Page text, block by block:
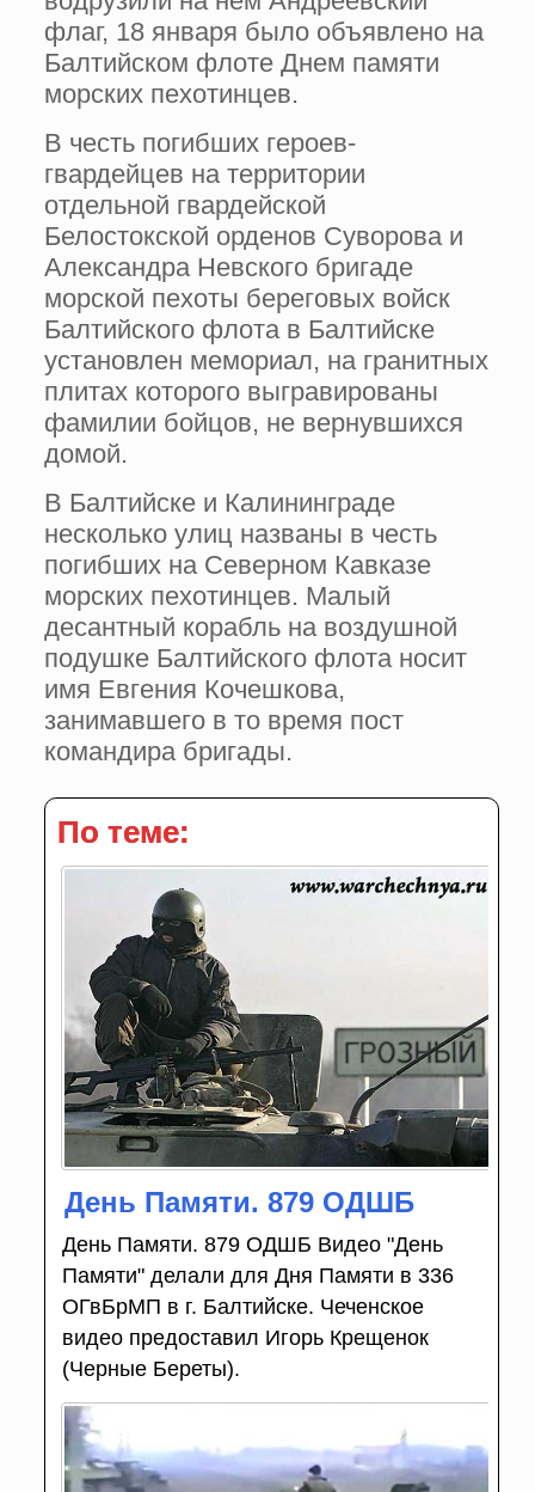
флаг, 18 января было объявлено на
Балтийском флоте Днем памяти
морских пехотинцев.
В честь погибших героев-
гвардейцев на территории
отдельной гвардейской
Белостокской орденов Суворова и
Александра Невского бригаде
морской пехоты береговых войск
Балтийского флота в Балтийске
установлен мемориал, на гранитных
плитах которого выгравированы
фамилии бойцов, не вернувшихся
домой.
В Балтийске и Калининграде
несколько улиц названы в честь
погибших на Северном Кавказе
морских пехотинцев. Малый
десантный корабль на воздушной
подушке Балтийского флота носит
имя Евгения Кочешкова,
занимавшего в то время пост
командира бригады.
По теме:
День Памяти. 879 ОДШБ
День Памяти. 879 ОДШБ Видео "День
Памяти" делали для Дня Памяти в 336
ОГвБрМП в г. Балтийске. Чеченское
видео предоставил Игорь Крещенок
(Черные Береты).